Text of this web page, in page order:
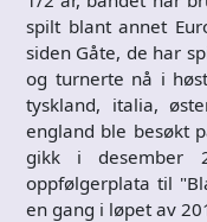
spilt blant annet
siden Gåte, de har
og turnerte nå i
tyskland, italia,
england ble besøkt
gikk i
oppfølgerplata til
en gang i løpet av